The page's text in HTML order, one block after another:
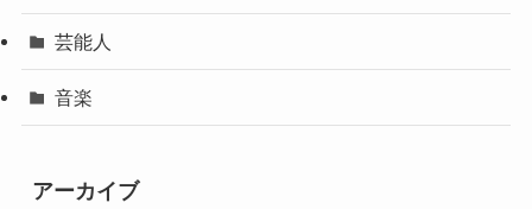
芸能人
音楽
アーカイブ